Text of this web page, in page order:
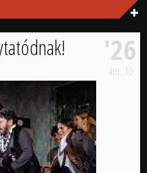
'26
ápr. 10